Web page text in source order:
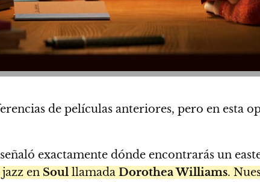
de películas anteriores, pero en esta
señaló exactamente dónde encontrarás un
en Soul llamada Dorothea Williams.